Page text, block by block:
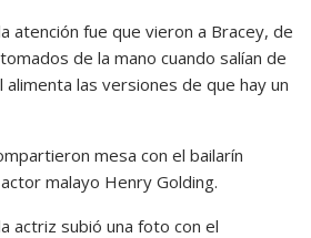
atención fue que vieron a Bracey, de
de la mano cuando salían de
alimenta las versiones de que hay un
mesa con el bailarín
malayo Henry Golding.
actriz subió una foto con el